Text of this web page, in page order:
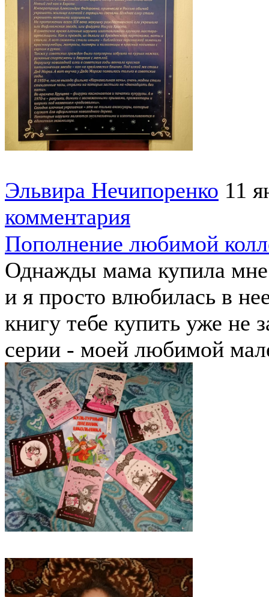
Эльвира Нечипоренко 11
комментария
Пополнение любимой
Однажды мама купила
и я просто влюбилась в
книгу тебе купить уже не
серии - моей любимой